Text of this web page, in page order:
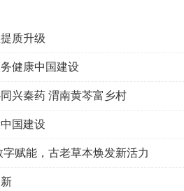
质升级
健康中国建设
兴秦药 渭南黄芩富乡村
国建设
赋能，古老草本焕发新活力